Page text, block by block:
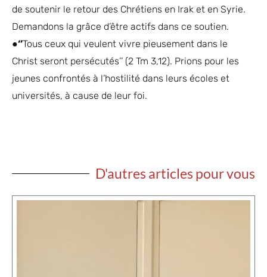
de soutenir le retour des Chrétiens en Irak et en Syrie.
Demandons la grâce d’être actifs dans ce soutien.
●‘’Tous ceux qui veulent vivre pieusement dans le
Christ seront persécutés’’ (2 Tm 3,12). Prions pour les
jeunes confrontés à l’hostilité dans leurs écoles et
universités, à cause de leur foi.
D'autres articles pour vous